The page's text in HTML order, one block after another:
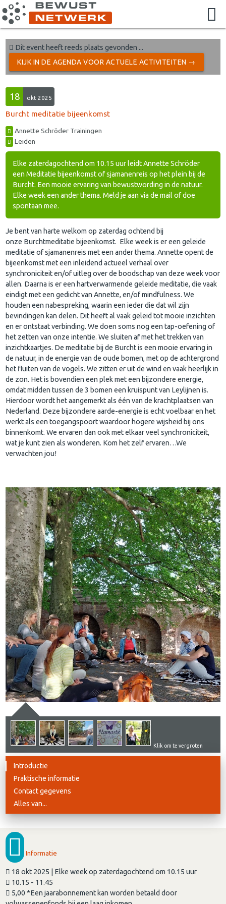
Dit event heeft reeds plaats gevonden ...
KIJK IN DE AGENDA VOOR ACTUELE ACTIVITEITEN →
18 okt 2025
Burcht meditatie bijeenkomst
Annette Schröder Trainingen
Leiden
Elke zaterdagochtend om 10.15 uur leidt Annette Schröder
een Meditatie bijeenkomst of sjamanenreis op het plein bij de
Burcht. Een mooie ervaring van bewustwording in de natuur.
Elke week een ander thema. Meld je aan via de mail of doe
spontaan mee.
Je bent van harte welkom op zaterdag ochtend bij
onze Burchtmeditatie bijeenkomst. Elke week is er een geleide
meditatie of sjamanenreis met een ander thema. Annette opent de
bijeenkomst met een inleidend actueel verhaal over
synchroniciteit en/of uitleg over de boodschap van deze week voor
allen. Daarna is er een hartverwarmende geleide meditatie, die vaak
eindigt met een gedicht van Annette, en/of mindfulness. We
houden een nabespreking, waarin een ieder die dat wil zijn
bevindingen kan delen. Dit heeft al vaak geleid tot mooie inzichten
en er ontstaat verbinding. We doen soms nog een tap-oefening of
het zetten van onze intentie. We sluiten af met het trekken van
inzichtkaartjes. De meditatie bij de Burcht is een mooie ervaring in
de natuur, in de energie van de oude bomen, met op de achtergrond
het fluiten van de vogels. We zitten er uit de wind en vaak heerlijk in
de zon. Het is bovendien een plek met een bijzondere energie,
omdat midden tussen de 3 bomen een kruispunt van Leylijnen is.
Hierdoor wordt het aangemerkt als één van de krachtplaatsen van
Nederland. Deze bijzondere aarde-energie is echt voelbaar en het
werkt als een toegangspoort waardoor hogere wijsheid bij ons
binnenkomt. We ervaren dan ook met elkaar veel synchroniciteit,
wat je kunt zien als wonderen. Kom het zelf ervaren…We
verwachten jou!
Klik om te vergroten
Introductie
Praktische informatie
Contact gegevens
Alles van...
Informatie
18 okt 2025 | Elke week op zaterdagochtend om 10.15 uur
10.15 - 11.45
5,00 *Een jaarabonnement kan worden betaald door